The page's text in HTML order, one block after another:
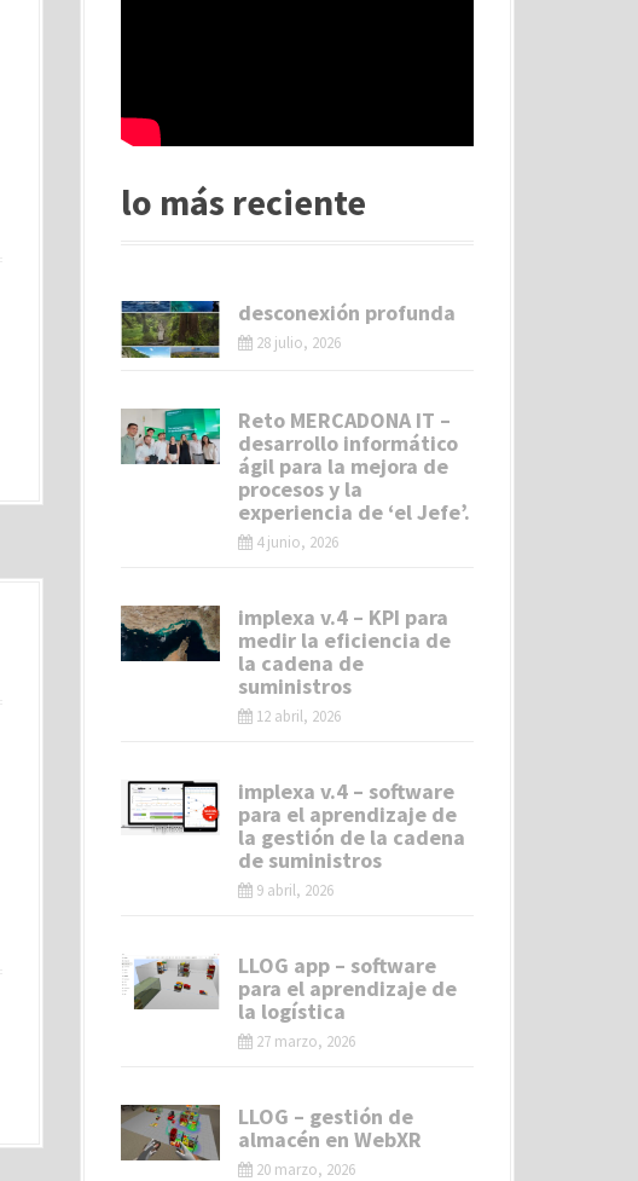
lo más reciente
desconexión profunda
28 julio, 2026
Reto MERCADONA IT –
desarrollo informático
ágil para la mejora de
procesos y la
experiencia de ‘el Jefe’.
4 junio, 2026
implexa v.4 – KPI para
medir la eficiencia de
la cadena de
suministros
12 abril, 2026
implexa v.4 – software
para el aprendizaje de
la gestión de la cadena
de suministros
9 abril, 2026
LLOG app – software
para el aprendizaje de
la logística
27 marzo, 2026
LLOG – gestión de
almacén en WebXR
20 marzo, 2026